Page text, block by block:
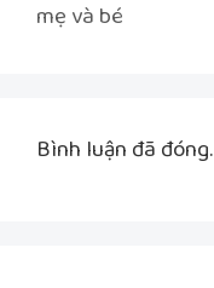
mẹ và bé
Bình luận đã đóng.